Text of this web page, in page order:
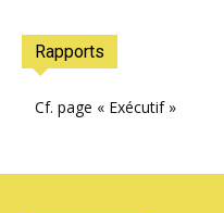
Rapports
Cf. page « Exécutif »